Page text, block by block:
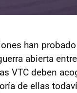
han
abierta
VTC deben
de ellas